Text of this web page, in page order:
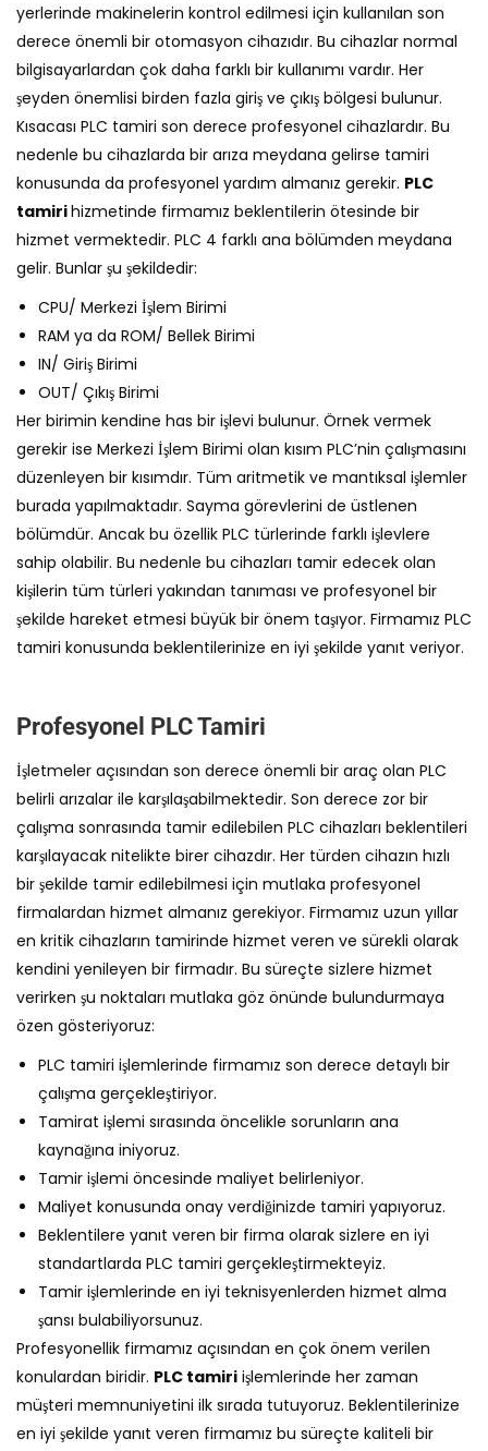
yerlerinde makinelerin kontrol edilmesi için kullanılan son
derece önemli bir otomasyon cihazıdır. Bu cihazlar normal
bilgisayarlardan çok daha farklı bir kullanımı vardır. Her
şeyden önemlisi birden fazla giriş ve çıkış bölgesi bulunur.
Kısacası PLC tamiri son derece profesyonel cihazlardır. Bu
nedenle bu cihazlarda bir arıza meydana gelirse tamiri
konusunda da profesyonel yardım almanız gerekir. PLC
tamirihizmetinde firmamız beklentilerin ötesinde bir
hizmet vermektedir. PLC 4 farklı ana bölümden meydana
gelir. Bunlar şu şekildedir:
CPU/ Merkezi İşlem Birimi
RAM ya da ROM/ Bellek Birimi
IN/ Giriş Birimi
OUT/ Çıkış Birimi
Her birimin kendine has bir işlevi bulunur. Örnek vermek
gerekir ise Merkezi İşlem Birimi olan kısım PLC’nin çalışmasını
düzenleyen bir kısımdır. Tüm aritmetik ve mantıksal işlemler
burada yapılmaktadır. Sayma görevlerini de üstlenen
bölümdür. Ancak bu özellik PLC türlerinde farklı işlevlere
sahip olabilir. Bu nedenle bu cihazları tamir edecek olan
kişilerin tüm türleri yakından tanıması ve profesyonel bir
şekilde hareket etmesi büyük bir önem taşıyor. Firmamız PLC
tamiri konusunda beklentilerinize en iyi şekilde yanıt veriyor.
Profesyonel PLC Tamiri
İşletmeler açısından son derece önemli bir araç olan PLC
belirli arızalar ile karşılaşabilmektedir. Son derece zor bir
çalışma sonrasında tamir edilebilen PLC cihazları beklentileri
karşılayacak nitelikte birer cihazdır. Her türden cihazın hızlı
bir şekilde tamir edilebilmesi için mutlaka profesyonel
firmalardan hizmet almanız gerekiyor. Firmamız uzun yıllar
en kritik cihazların tamirinde hizmet veren ve sürekli olarak
kendini yenileyen bir firmadır. Bu süreçte sizlere hizmet
verirken şu noktaları mutlaka göz önünde bulundurmaya
özen gösteriyoruz:
PLC tamiri işlemlerinde firmamız son derece detaylı bir
çalışma gerçekleştiriyor.
Tamirat işlemi sırasında öncelikle sorunların ana
kaynağına iniyoruz.
Tamir işlemi öncesinde maliyet belirleniyor.
Maliyet konusunda onay verdiğinizde tamiri yapıyoruz.
Beklentilere yanıt veren bir firma olarak sizlere en iyi
standartlarda PLC tamiri gerçekleştirmekteyiz.
Tamir işlemlerinde en iyi teknisyenlerden hizmet alma
şansı bulabiliyorsunuz.
Profesyonellik firmamız açısından en çok önem verilen
konulardan biridir. PLC tamiri işlemlerinde her zaman
müşteri memnuniyetini ilk sırada tutuyoruz. Beklentilerinize
en iyi şekilde yanıt veren firmamız bu süreçte kaliteli bir